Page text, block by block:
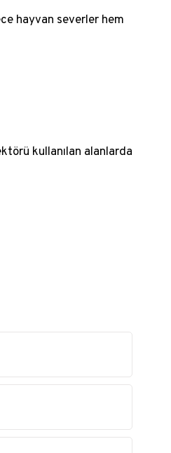
hayvan severler hem
kullanılan alanlarda